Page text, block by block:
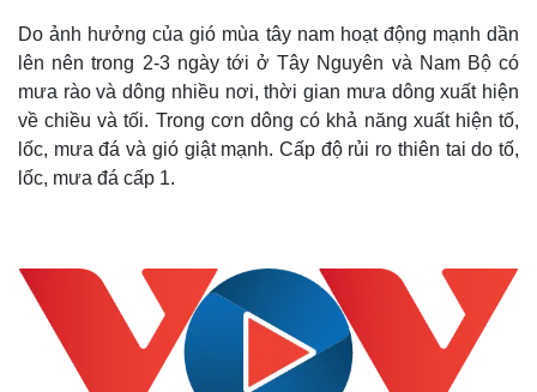
Do ảnh hưởng của gió mùa tây nam hoạt động mạnh dần
lên nên trong 2-3 ngày tới ở Tây Nguyên và Nam Bộ có
mưa rào và dông nhiều nơi, thời gian mưa dông xuất hiện
về chiều và tối. Trong cơn dông có khả năng xuất hiện tố,
lốc, mưa đá và gió giật mạnh. Cấp độ rủi ro thiên tai do tố,
lốc, mưa đá cấp 1.